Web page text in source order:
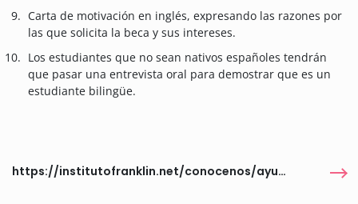
Carta de motivación en inglés, expresando las razones por
las que solicita la beca y sus intereses.
Los estudiantes que no sean nativos españoles tendrán
que pasar una entrevista oral para demostrar que es un
estudiante bilingüe.
https://institutofranklin.net/conocenos/ayudas